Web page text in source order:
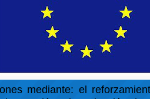
mediante: el